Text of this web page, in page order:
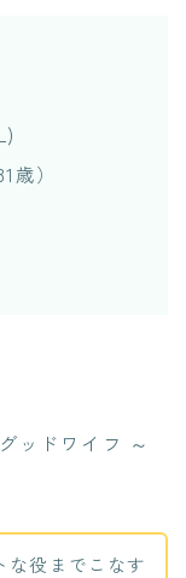
歳）
ッドワイフ ～
な役までこなす